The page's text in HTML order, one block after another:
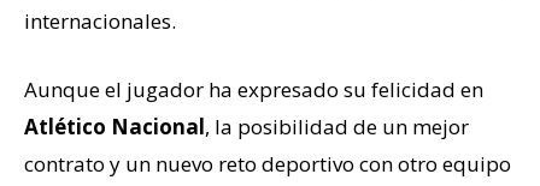
internacionales.
Aunque el jugador ha expresado su felicidad en
Atlético Nacional, la posibilidad de un mejor
contrato y un nuevo reto deportivo con otro equipo